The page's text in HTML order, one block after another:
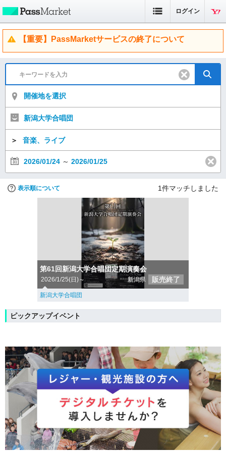
ログイン
【重要】PassMarketサービスの終了について
開催地を選択
新潟大学合唱団
＞ 音楽、ライブ
2026/01/24 ～ 2026/01/25
表示順について 1件マッチしました
第61回新潟大学合唱団定期演奏会
2026/1/25(日)～ 新潟県 販売終了
新潟大学合唱団
ピックアップイベント